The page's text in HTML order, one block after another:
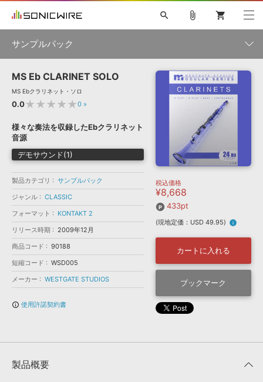
ソフト音源 »
プラグイン・エフェクト »
サンプルパック »
ソフトウェア／ツール »
DAW »
効果音 »
BGM »
キャンペーン »
特集 »
ニュースレター »
SONICWIREブログ »
製品サポート情報 »
DTMガイド »
FAQ »
お問い合わせ »
音楽カード
楽曲配信流通 サービス
無償のサウンド管理ソフト
search
初音ミク NT 鏡音リン・レン V4X 巡音ルカ V4X
MEIKO V3
KAITO V3
VOCALOID
SPITFIRE AUDIO
VIENNA
EZ DRUMMER 3
ライセンスフリーBGM
サンプルパックを試そう
ボーカル抜き出し
DUBSTEP
ELECTRONICA
ROUTER.FM
ソフト音源 プラグイン・エフェクト
ソフトウェア／ツール DAW 効果音
attach_file shopping_cart
サンプルパック
製品一覧
ジャンル
フォーマット
ランキング
MS Eb CLARINET SOLO
MS Ebクラリネット・ソロ
0.0★★★★★0 »
様々な奏法を収録したEbクラリネット
音源
デモサウンド(1)
製品カテゴリ
サンプルパック
ジャンル
CLASSIC
フォーマット
KONTAKT 2
リリース時期
2009年12月
商品コード
90188
短縮コード
WSD005
メーカー
WESTGATE STUDIOS
info_outline 使用許諾契約書
税込価格
¥8,668
433pt
(現地定価：USD 49.95) info
カートに入れる
ブックマーク
製品概要